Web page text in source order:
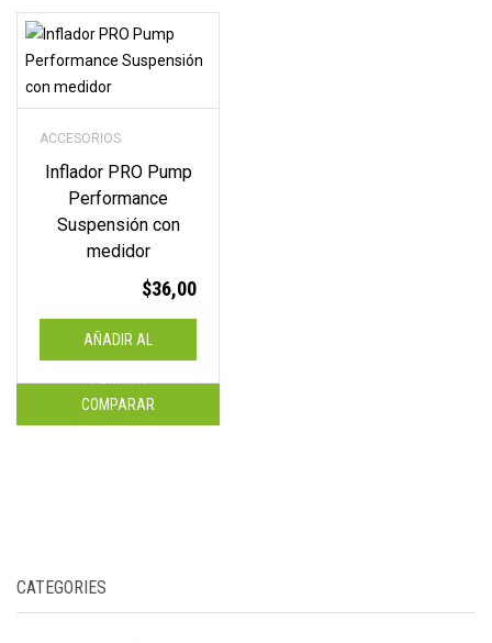
ACCESORIOS
Inflador PRO Pump
Performance
Suspensión con
medidor
$36,00
AÑADIR AL
CARRITO
COMPARAR
CATEGORIES